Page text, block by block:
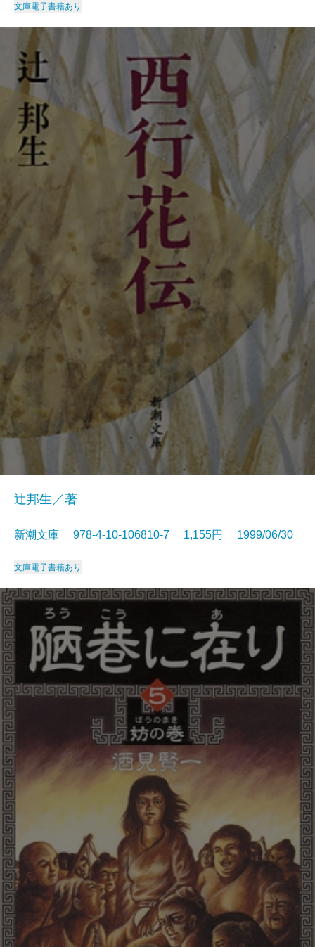
文庫電子書籍あり
辻邦生／著
新潮文庫 978-4-10-106810-7 1,155円 1999/06/30
文庫電子書籍あり